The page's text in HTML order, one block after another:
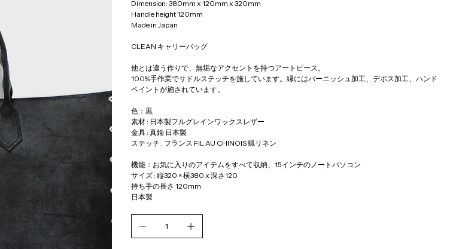
Dimension: 380mm x 120mm x 320mm
Handle height 120mm
Made in Japan
CLEAN キャリーバッグ
他とは違う作りで、無垢なアクセントを持つアートピース。
100%手作業でサドルステッチを施しています。縁にはバーニッシュ加工、デボス加工、ハンド
ペイントが施されています。
色：黒
素材 : 日本製フルグレインワックスレザー
金具 : 真鍮 日本製
ステッチ : フランス FIL AU CHINOIS 蝋リネン
機能：お気に入りのアイテムをすべて収納、15インチのノートパソコン
サイズ : 縦320 × 横380 x 深さ120
持ち手の長さ 120mm
日本製